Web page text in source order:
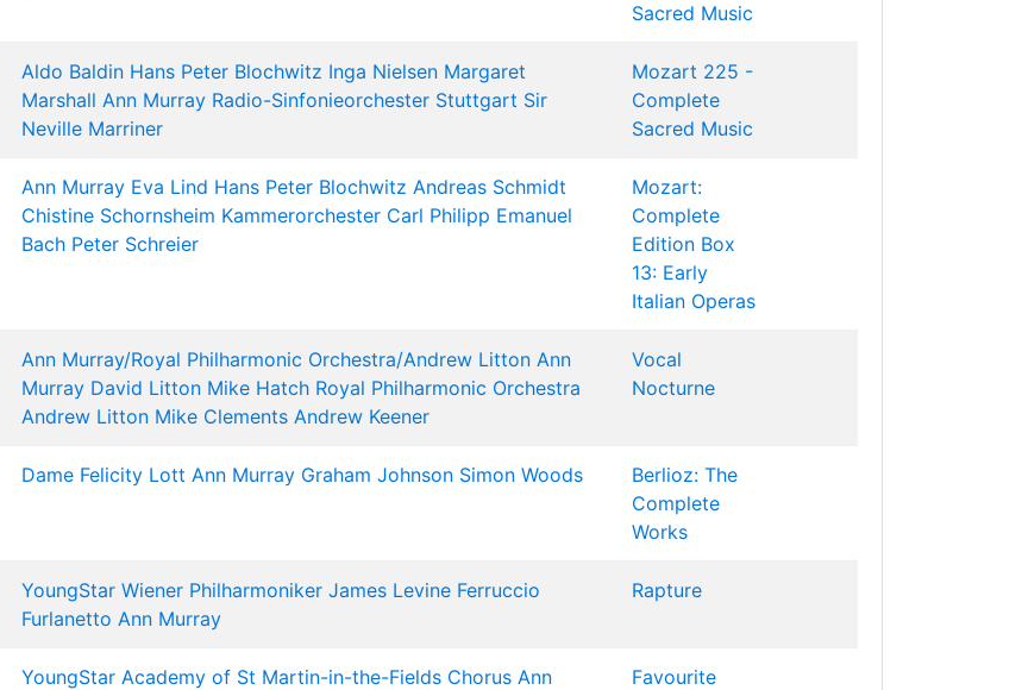
Sacred Music
Aldo Baldin Hans Peter Blochwitz Inga Nielsen Margaret
Marshall Ann Murray Radio-Sinfonieorchester Stuttgart Sir
Neville Marriner
Mozart 225 -
Complete
Sacred Music
Ann Murray Eva Lind Hans Peter Blochwitz Andreas Schmidt
Chistine Schornsheim Kammerorchester Carl Philipp Emanuel
Bach Peter Schreier
Mozart:
Complete
Edition Box
13: Early
Italian Operas
Ann Murray/Royal Philharmonic Orchestra/Andrew Litton Ann
Murray David Litton Mike Hatch Royal Philharmonic Orchestra
Andrew Litton Mike Clements Andrew Keener
Vocal
Nocturne
Dame Felicity Lott Ann Murray Graham Johnson Simon Woods
Berlioz: The
Complete
Works
YoungStar Wiener Philharmoniker James Levine Ferruccio
Furlanetto Ann Murray
Rapture
YoungStar Academy of St Martin-in-the-Fields Chorus Ann
Favourite